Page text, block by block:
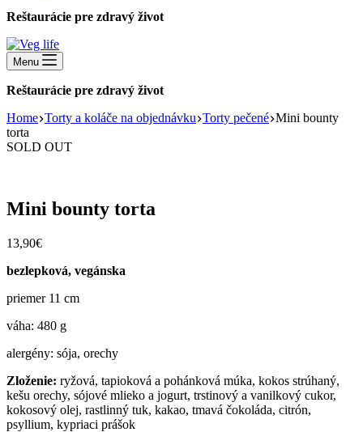
Reštaurácie pre zdravý život
Menu
Reštaurácie pre zdravý život
Home Torty a koláče na objednávku Torty pečené Mini bounty
torta
SOLD OUT
Mini bounty torta
13,90€
bezlepková, vegánska
priemer 11 cm
váha: 480 g
alergény: sója, orechy
Zloženie: ryžová, tapioková a pohánková múka, kokos strúhaný,
kešu orechy, sójové mlieko a jogurt, trstinový a vanilkový cukor,
kokosový olej, rastlinný tuk, kakao, tmavá čokoláda, citrón,
psyllium, kypriaci prášok